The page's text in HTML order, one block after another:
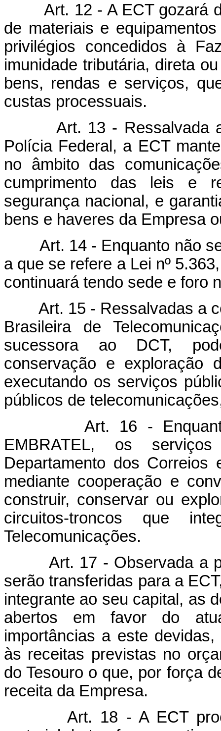
Art. 12 - A ECT gozará
de materiais e
privilégios concedidos à
imunidade tributária, direta
bens, rendas e serviços,
custas processuais.
Art. 13 - Ressalvada a
Polícia Federal, a ECT
no âmbito das
cumprimento das leis e
segurança nacional, e
bens e haveres da Empresa
Art. 14 - Enquanto não se
a que se refere a Lei nº
continuará tendo sede e foro
Art. 15 - Ressalvadas a
Brasileira de
sucessora ao DCT,
conservação e exploração
executando os serviços
públicos de
Art. 16 -
EMBRATEL, os
Departamento dos
mediante cooperação e
construir, conservar ou
circuitos-troncos que
Telecomunicações.
Art. 17 - Observada a
serão transferidas para a
integrante ao seu capital, as
abertos em favor do
importâncias a este
às receitas previstas no
do Tesouro o que, por força
receita da Empresa.
Art. 18 - A ECT